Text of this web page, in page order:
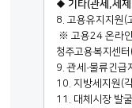
◆ 기타(관세 세
8. 고용유지지원 (
※ 고용24 온라인
청주고용복지센터
9.관세 ·물류긴급
10. 지방세지원 (
11. 대체시장 발